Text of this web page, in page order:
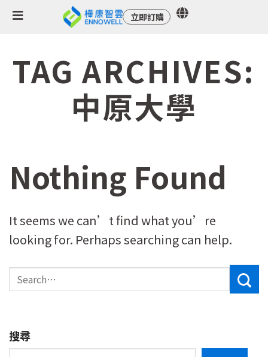
立即訂購
TAG ARCHIVES:
中原大學
Nothing Found
It seems we can’t find what you’re
looking for. Perhaps searching can help.
搜尋